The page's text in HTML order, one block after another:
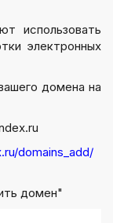
использовать
электронных
домена на
domains_add/
домен"